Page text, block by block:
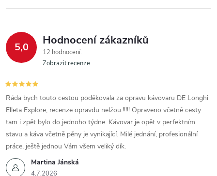
5,0 Hodnocení zákazníků
12 hodnocení
Zobrazit recenze
Martina Jánská
4.7.2026
Ráda bych touto cestou poděkovala za opravu kávovaru DE Longhi
Elleta Explore, recenze opravdu nelžou.!!!!! Opraveno včetně cesty
tam i zpět bylo do jednoho týdne. Kávovar je opět v perfektním
stavu a káva včetně pěny je vynikající. Milé jednání, profesionální
práce, ještě jednou Vám všem veliký dík.